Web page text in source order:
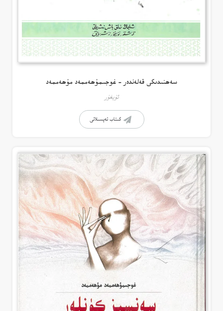
سەھنىدىكى قەلەندەر – غوجىمۇھەممەد مۇھەممەد
ئۇيغۇر
كىتاب تەپسىلاتى